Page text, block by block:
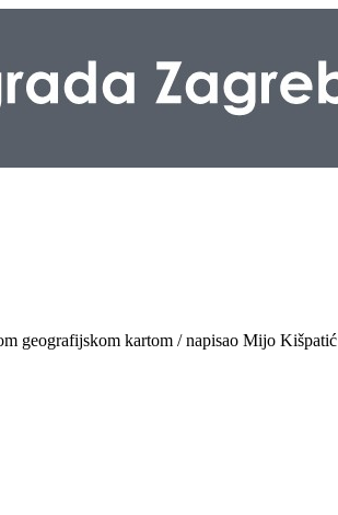
geografijskom kartom / napisao Mijo Kišpatić